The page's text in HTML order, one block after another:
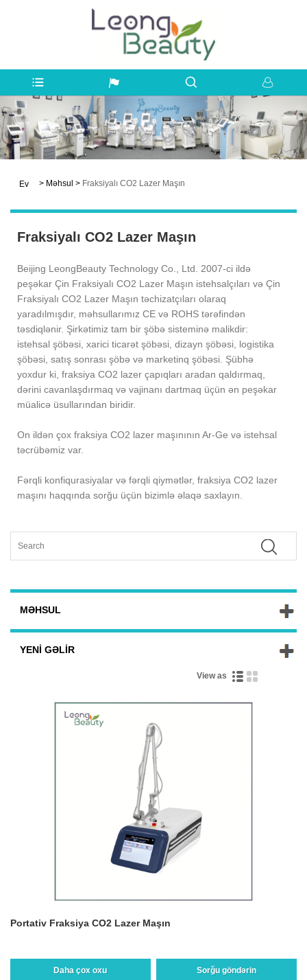
Ev > Məhsul > Fraksiyalı CO2 Lazer Maşın
Fraksiyalı CO2 Lazer Maşın
Beijing LeongBeauty Technology Co., Ltd. 2007-ci ildə
peşəkar Çin Fraksiyalı CO2 Lazer Maşın istehsalçıları və Çin
Fraksiyalı CO2 Lazer Maşın təchizatçıları olaraq
yaradılmışdır, məhsullarımız CE və ROHS tərəfindən
təsdiqlənir. Şirkətimiz tam bir şöbə sisteminə malikdir:
istehsal şöbəsi, xarici ticarət şöbəsi, dizayn şöbəsi, logistika
şöbəsi, satış sonrası şöbə və marketinq şöbəsi. Şübhə
yoxdur ki, fraksiya CO2 lazer çapıqları aradan qaldırmaq,
dərini cavanlaşdırmaq və vajinanı dartmaq üçün ən peşəkar
müalicə üsullarından biridir.
On ildən çox fraksiya CO2 lazer maşınının Ar-Ge və istehsal
təcrübəmiz var.
Fərqli konfiqurasiyalar və fərqli qiymətlər, fraksiya CO2 lazer
maşını haqqında sorğu üçün bizimlə əlaqə saxlayın.
MƏHSUL
YENI GƏLIR
View as
Portativ Fraksiya CO2 Lazer Maşın
Daha çox oxu Sorğu göndərin